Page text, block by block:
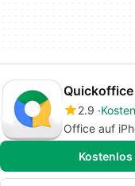
Quickoffice
2.9
Office auf